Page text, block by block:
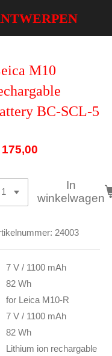
M10
BC-SCL-5
In
winkelwagen
24003
7 V / 1100 mAh
82 Wh
for Leica M10-R
7 V / 1100 mAh
82 Wh
Lithium ion rechargable